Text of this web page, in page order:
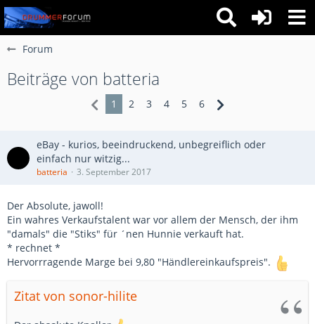
Forum
Beiträge von batteria
1 2 3 4 5 6
eBay - kurios, beeindruckend, unbegreiflich oder
einfach nur witzig...
batteria 3. September 2017
Der Absolute, jawoll!
Ein wahres Verkaufstalent war vor allem der Mensch, der ihm
"damals" die "Stiks" für ´nen Hunnie verkauft hat.
* rechnet *
Hervorrragende Marge bei 9,80 "Händlereinkaufspreis".
Zitat von sonor-hilite